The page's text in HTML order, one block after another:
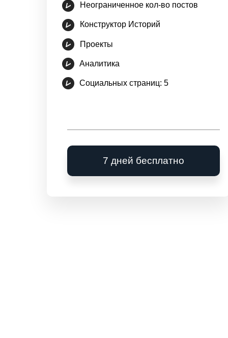
Неограниченное кол-во постов
7 дней бесплатно
Конструктор Историй
Проекты
Аналитика
Социальных страниц: 5